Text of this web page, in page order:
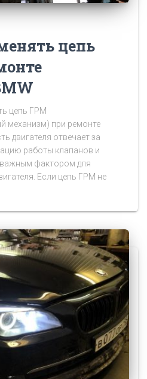
цепь
цепь ГРМ
механизм) при ремонте
двигателя отвечает за
работы клапанов и
фактором для
Если цепь ГРМ не